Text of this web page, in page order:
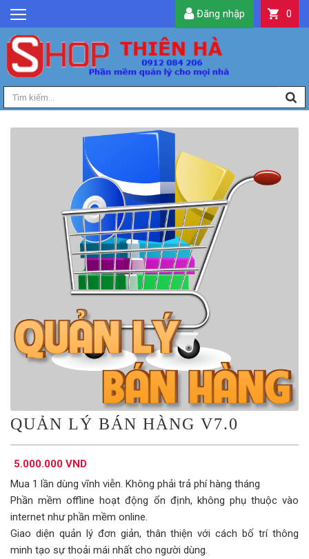
GIỚI THIỆU
TIN TỨC
SẢN PHẨM
DỊCH VỤ
0
Đăng nhập
QUẢN LÝ BÁN HÀNG V7.0
5.000.000 VND
Mua 1 lần dùng vĩnh viễn. Không phải trả phí hàng tháng
Phần mềm offline hoạt động ổn định, không phụ thuộc vào
internet như phần mềm online.
Giao diện quản lý đơn giản, thân thiện với cách bố trí thông
minh tạo sự thoải mái nhất cho người dùng.